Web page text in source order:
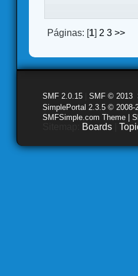
Páginas: [1] 2 3 >>
SMF 2.0.15 SMF © 2013
SimplePortal 2.3.5 © 2008-
SMFSimple.com Theme |
Boards